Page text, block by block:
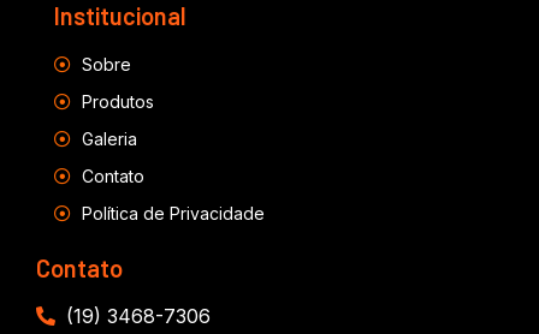
Institucional
Sobre
Produtos
Galeria
Contato
Política de Privacidade
Contato
(19) 3468-7306